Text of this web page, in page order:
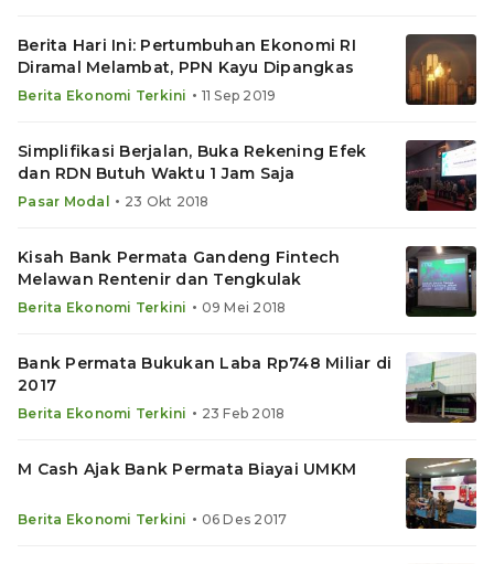
Berita Hari Ini: Pertumbuhan Ekonomi RI
Diramal Melambat, PPN Kayu Dipangkas
Berita Ekonomi Terkini • 11 Sep 2019
Simplifikasi Berjalan, Buka Rekening Efek
dan RDN Butuh Waktu 1 Jam Saja
Pasar Modal • 23 Okt 2018
Kisah Bank Permata Gandeng Fintech
Melawan Rentenir dan Tengkulak
Berita Ekonomi Terkini • 09 Mei 2018
Bank Permata Bukukan Laba Rp748 Miliar di
2017
Berita Ekonomi Terkini • 23 Feb 2018
M Cash Ajak Bank Permata Biayai UMKM
Berita Ekonomi Terkini • 06 Des 2017